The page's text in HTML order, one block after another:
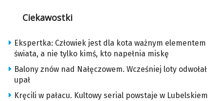
Ciekawostki
Ekspertka: Człowiek jest dla kota ważnym elementem
świata, a nie tylko kimś, kto napełnia miskę
Balony znów nad Nałęczowem. Wcześniej loty odwołał
upał
Kręcili w pałacu. Kultowy serial powstaje w Lubelskiem